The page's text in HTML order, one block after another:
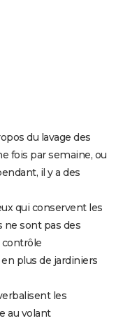
du lavage des
fois par semaine, ou
il y a des
qui conservent les
ne sont pas des
plus de jardiniers
les
au volant